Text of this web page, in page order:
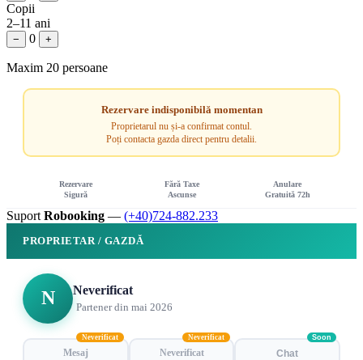
Copii
2–11 ani
− 0 +
Maxim 20 persoane
Rezervare indisponibilă momentan
Proprietarul nu și-a confirmat contul.
Poți contacta gazda direct pentru detalii.
Rezervare
Sigură
Fără Taxe
Ascunse
Anulare
Gratuită 72h
Suport Robooking — (+40)724-882.233
PROPRIETAR / GAZDĂ
N Neverificat
Partener din mai 2026
Mesaj
Neverificat
Neverificat
Neverificat
Chat
Soon